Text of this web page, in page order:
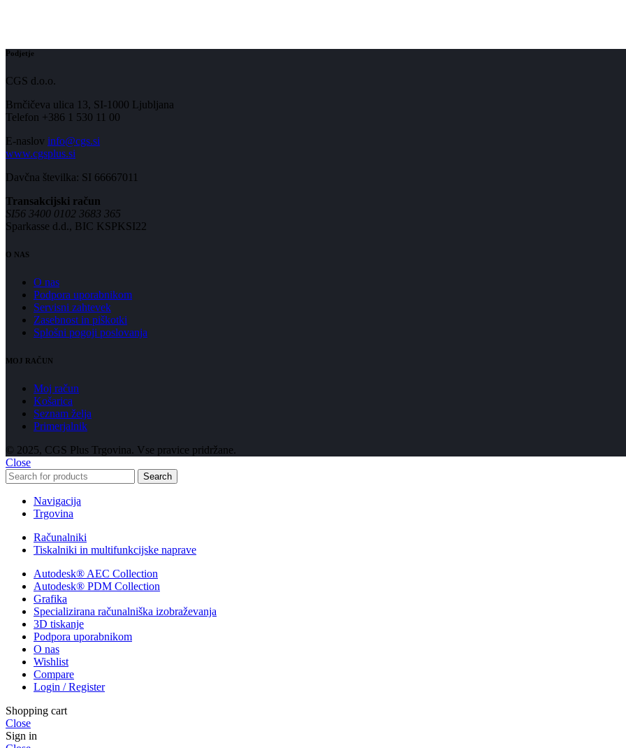
Podjetje
CGS d.o.o.
Brnčičeva ulica 13, SI-1000 Ljubljana
Telefon +386 1 530 11 00
E-naslov info@cgs.si
www.cgsplus.si
Davčna številka: SI 66667011
Transakcijski račun
SI56 3400 0102 3683 365
Sparkasse d.d., BIC KSPKSI22
O NAS
O nas
Podpora uporabnikom
Servisni zahtevek
Zasebnost in piškotki
Splošni pogoji poslovanja
MOJ RAČUN
Moj račun
Košarica
Seznam želja
Primerjalnik
© 2025, CGS Plus Trgovina. Vse pravice pridržane.
Close
Search
Navigacija
Trgovina
Računalniki
Tiskalniki in multifunkcijske naprave
Autodesk® AEC Collection
Autodesk® PDM Collection
Grafika
Specializirana računalniška izobraževanja
3D tiskanje
Podpora uporabnikom
O nas
Wishlist
Compare
Login / Register
Shopping cart
Close
Sign in